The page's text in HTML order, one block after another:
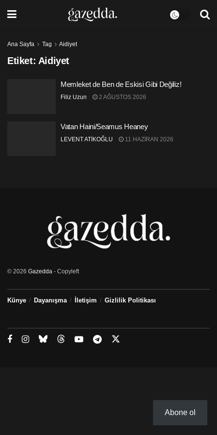
Ana Sayfa Tag Aidiyet
Etiket: Aidiyet
Memleket de Ben de Eskisi Gibi Değiliz!
Filiz Uzun 2 AĞUSTOS 2026
Vatan Haini/Seamus Heaney
LEVENT ATİKOĞLU 11 HAZIRAN 2026
© 2026 Gazedda - Copyleft
Künye Dayanışma İletişim Gizlilik Politikası
Abone ol